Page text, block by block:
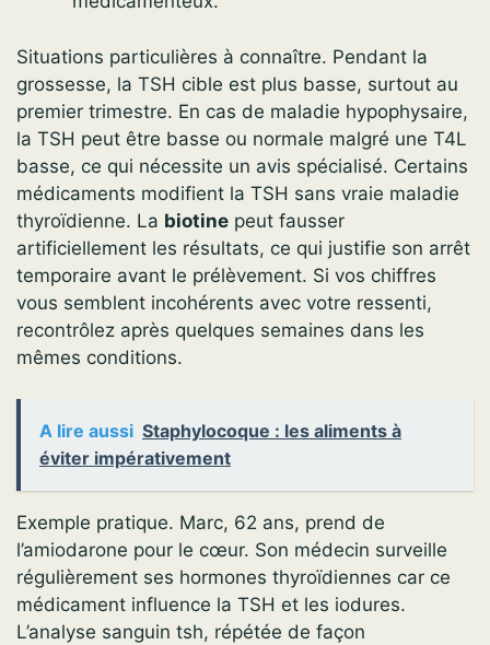
Situations particulières à connaître. Pendant la
grossesse, la TSH cible est plus basse, surtout au
premier trimestre. En cas de maladie hypophysaire,
la TSH peut être basse ou normale malgré une T4L
basse, ce qui nécessite un avis spécialisé. Certains
médicaments modifient la TSH sans vraie maladie
thyroïdienne. La biotine peut fausser
artificiellement les résultats, ce qui justifie son arrêt
temporaire avant le prélèvement. Si vos chiffres
vous semblent incohérents avec votre ressenti,
recontrôlez après quelques semaines dans les
mêmes conditions.
A lire aussi Staphylocoque : les aliments à
éviter impérativement
Exemple pratique. Marc, 62 ans, prend de
l’amiodarone pour le cœur. Son médecin surveille
régulièrement ses hormones thyroïdiennes car ce
médicament influence la TSH et les iodures.
L’analyse sanguin tsh, répétée de façon